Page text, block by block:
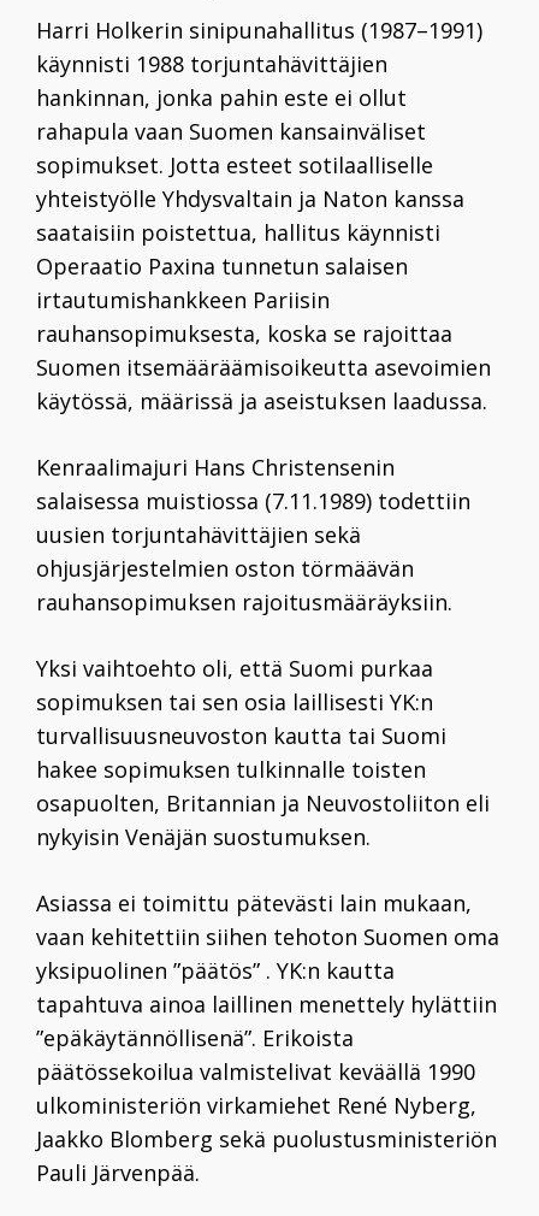
Harri Holkerin sinipunahallitus (1987–1991)
käynnisti 1988 torjuntahävittäjien
hankinnan, jonka pahin este ei ollut
rahapula vaan Suomen kansainväliset
sopimukset. Jotta esteet sotilaalliselle
yhteistyölle Yhdysvaltain ja Naton kanssa
saataisiin poistettua, hallitus käynnisti
Operaatio Paxina tunnetun salaisen
irtautumishankkeen Pariisin
rauhansopimuksesta, koska se rajoittaa
Suomen itsemääräämisoikeutta asevoimien
käytössä, määrissä ja aseistuksen laadussa.
Kenraalimajuri Hans Christensenin
salaisessa muistiossa (7.11.1989) todettiin
uusien torjuntahävittäjien sekä
ohjusjärjestelmien oston törmäävän
rauhansopimuksen rajoitusmääräyksiin.
Yksi vaihtoehto oli, että Suomi purkaa
sopimuksen tai sen osia laillisesti YK:n
turvallisuusneuvoston kautta tai Suomi
hakee sopimuksen tulkinnalle toisten
osapuolten, Britannian ja Neuvostoliiton eli
nykyisin Venäjän suostumuksen.
Asiassa ei toimittu pätevästi lain mukaan,
vaan kehitettiin siihen tehoton Suomen oma
yksipuolinen ”päätös” . YK:n kautta
tapahtuva ainoa laillinen menettely hylättiin
”epäkäytännöllisenä”. Erikoista
päätössekoilua valmistelivat keväällä 1990
ulkoministeriön virkamiehet René Nyberg,
Jaakko Blomberg sekä puolustusministeriön
Pauli Järvenpää.